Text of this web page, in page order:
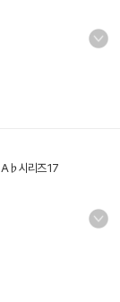
A♭시리즈 17